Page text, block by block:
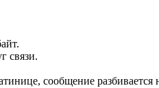
связи.
сообщение разбивается